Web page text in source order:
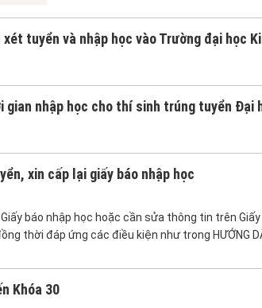
tuyển và nhập học vào Trường đại học
gian nhập học cho thí sinh trúng tuyển Đại
xin cấp lại giấy báo nhập học
báo nhập học hoặc cần sửa thông tin trên
thời đáp ứng các điều kiện như trong HƯỚNG
Khóa 30